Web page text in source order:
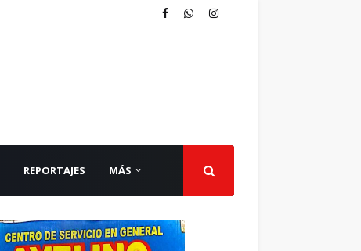
REPORTAJES MÁS